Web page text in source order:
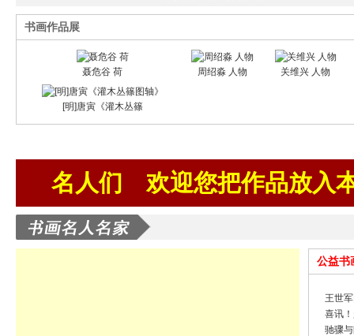
书画作品展
聂危谷 荷 周绍淼 人物 关维兴 人物
[明]唐寅《灌木丛篠
名人们 欢迎您把作品放入
公益书
王世
喜讯
驰骤